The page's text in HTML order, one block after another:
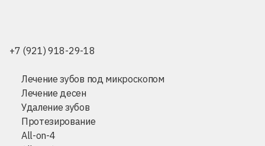
+7 (921) 918-29-18
Лечение зубов под микроскопом
Лечение десен
Удаление зубов
Протезирование
All-on-4